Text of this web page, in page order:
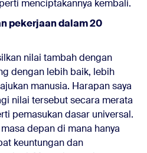
menciptakannya kembali.
pekerjaan dalam 20
nilai tambah dengan
dengan lebih baik, lebih
manusia. Harapan saya
nilai tersebut secara merata
pemasukan dasar universal.
depan di mana hanya
keuntungan dan